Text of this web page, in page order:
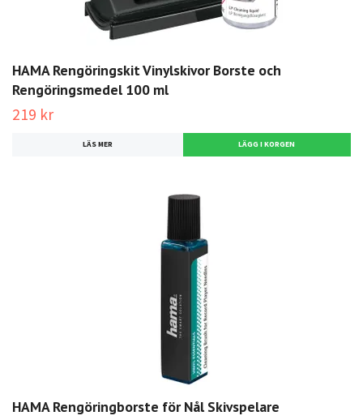
HAMA Rengöringskit Vinylskivor Borste och
Rengöringsmedel 100 ml
219 kr
LÄS MER
HAMA Rengöringborste för Nål Skivspelare